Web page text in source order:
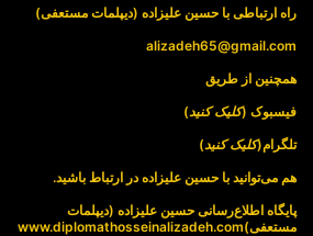
راه ارتباطی با حسین علیزاده (دیپلمات مستعفی)
alizadeh65@gmail.com
همچنین از طریق
فیسبوک (کلیک کنید)
تلگرام(کلیک کنید)
هم می‌توانید با حسین علیزاده در ارتباط باشید.
پایگاه اطلاع‌رسانی حسین علیزاده (دیپلمات
مستعفی)www.diplomathosseinalizadeh.com